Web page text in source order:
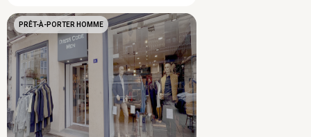
PRÊT-À-PORTER HOMME